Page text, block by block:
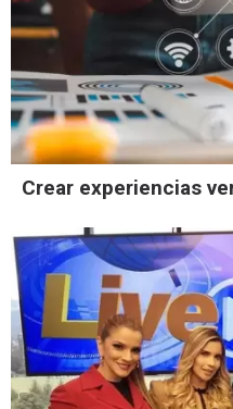
Crear experiencias